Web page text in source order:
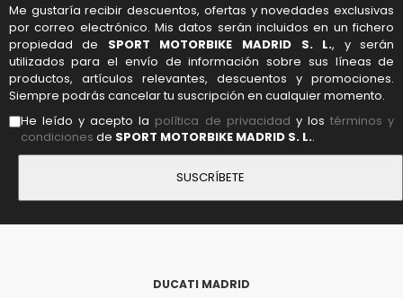
Me gustaría recibir descuentos, ofertas y novedades exclusivas
por correo electrónico. Mis datos serán incluidos en un fichero
propiedad de SPORT MOTORBIKE MADRID S. L., y serán
utilizados para el envío de información sobre sus líneas de
productos, artículos relevantes, descuentos y promociones.
Siempre podrás cancelar tu suscripción en cualquier momento.
He leído y acepto la política de privacidad y lostérminos y
condiciones de SPORT MOTORBIKE MADRID S. L..
DUCATI MADRID